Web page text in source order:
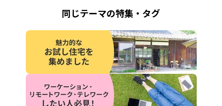
同じテーマの特集・タグ